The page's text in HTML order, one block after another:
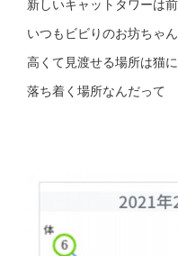
新しいキャットタワーは
いつもビビりのお坊ちゃ
高くて見渡せる場所は猫
落ち着く場所なんだって